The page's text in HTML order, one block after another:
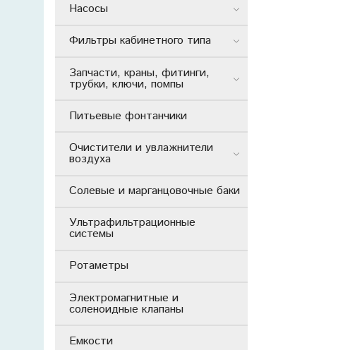
Насосы
Фильтры кабинетного типа
Запчасти, краны, фитинги,
трубки, ключи, помпы
Питьевые фонтанчики
Очистители и увлажнители
воздуха
Солевые и марганцовочные баки
Ультрафильтрационные
системы
Ротаметры
Электромагнитные и
соленоидные клапаны
Емкости